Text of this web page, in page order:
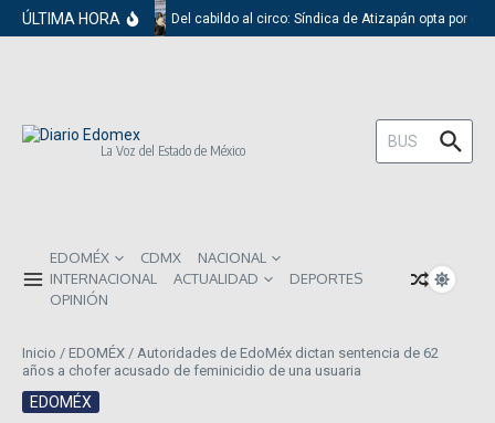
Saltar al contenido
ÚLTIMA HORA Del cabildo al circo: Síndica de Atizapán opta por el
La Voz del Estado de México
Buscar:
EDOMÉX CDMX
NACIONAL
INTERNACIONAL
ACTUALIDAD
DEPORTES
OPINIÓN
Inicio / EDOMÉX / Autoridades de EdoMéx dictan sentencia de 62
años a chofer acusado de feminicidio de una usuaria
EDOMÉX